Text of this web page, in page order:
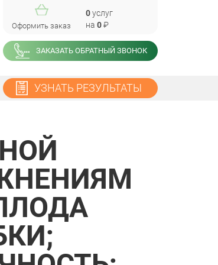
Оформить заказ
0услуг
на 0₽
ЗАКАЗАТЬ ОБРАТНЫЙ ЗВОНОК
УЗНАТЬ РЕЗУЛЬТАТЫ